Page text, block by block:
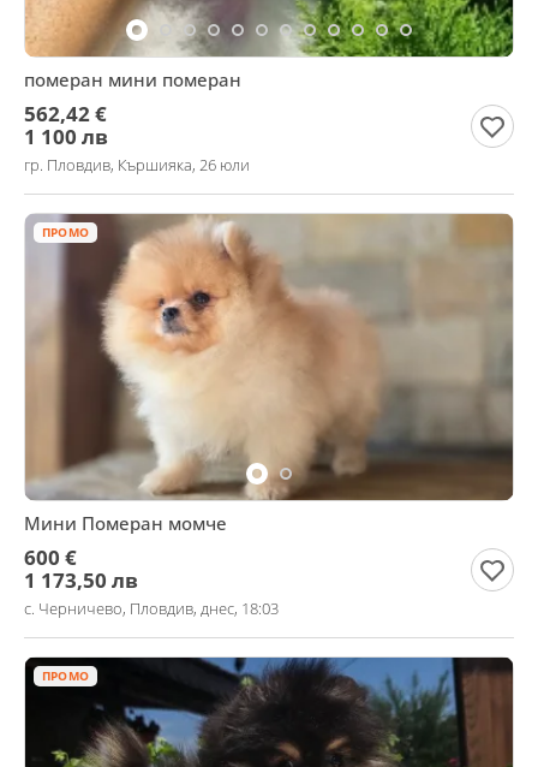
померан мини померан
562,42 €
1 100 лв
гр. Пловдив, Кършияка, 26 юли
ПРОМО
Мини Померан момче
600 €
1 173,50 лв
с. Черничево, Пловдив, днес, 18:03
ПРОМО